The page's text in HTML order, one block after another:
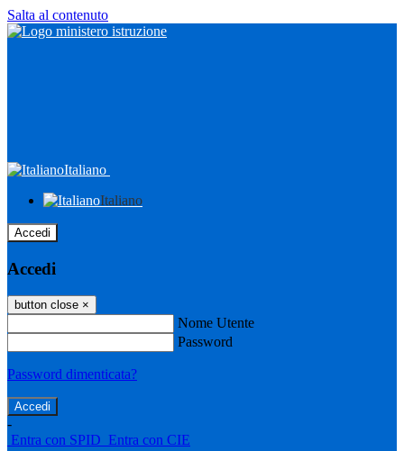
Salta al contenuto
Italiano
Italiano
Accedi
Accedi
button close ×
Nome Utente
Password
Password dimenticata?
-
Entra con SPID Entra con CIE